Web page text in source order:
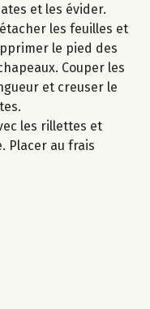
et les évider.
les feuilles et
le pied des
Couper les
et creuser le
les rillettes et
Placer au frais